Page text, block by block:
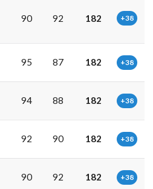
90 92 182 +38
95 87 182 +38
94 88 182 +38
92 90 182 +38
90 92 182 +38